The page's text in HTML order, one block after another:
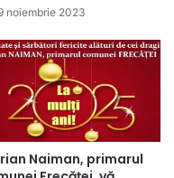
noiembrie 2023
Naiman, primarul